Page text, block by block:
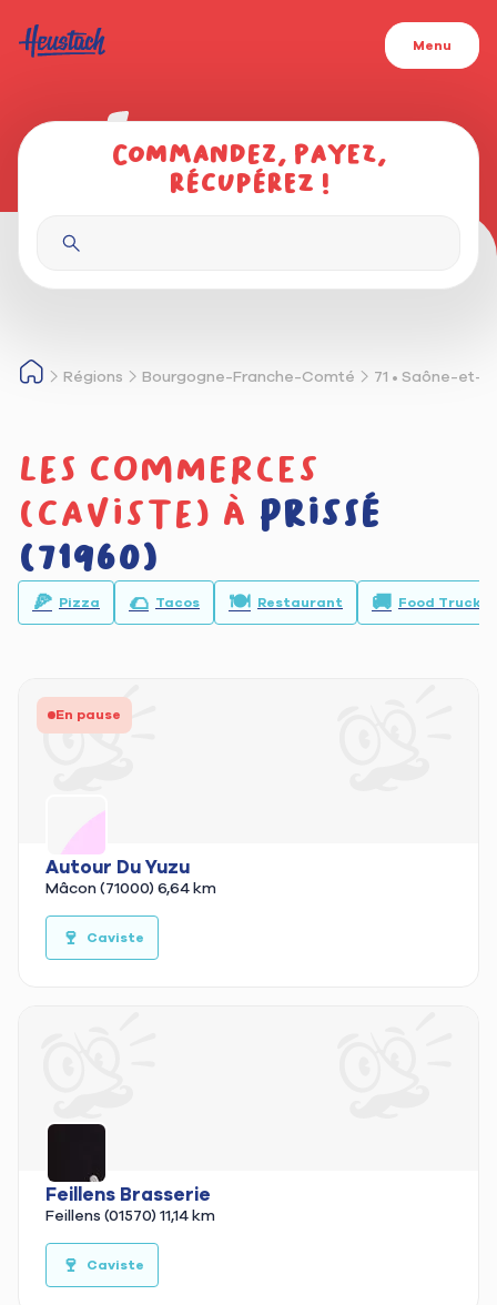
Menu
Commandez, payez,
récupérez !
Régions Bourgogne-Franche-Comté 71 • Saône-et-
Les commerces
(caviste) à Prissé
(71960)
🍕 Pizza 🌮 Tacos 🍽️ Restaurant 🚚 Food Truck
En pause
Autour Du Yuzu
Mâcon (71000) 6,64 km
🍷 Caviste
Feillens Brasserie
Feillens (01570) 11,14 km
🍷 Caviste